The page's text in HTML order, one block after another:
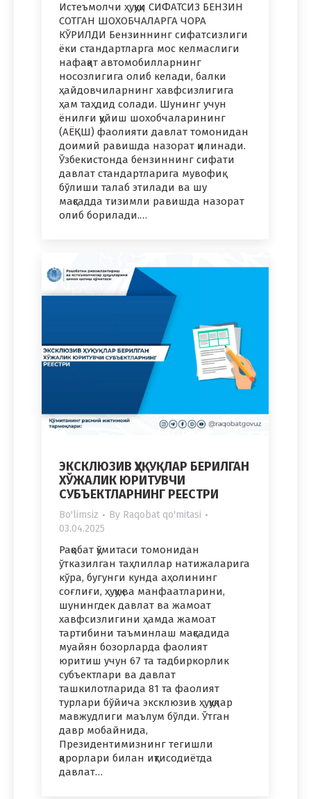
Истеъмолчи ҳуқуқи СИФАТСИЗ БЕНЗИН
СОТГАН ШОХОБЧАЛАРГА ЧОРА
КЎРИЛДИ Бензиннинг сифатсизлиги
ёки стандартларга мос келмаслиги
нафақат автомобилларнинг
носозлигига олиб келади, балки
ҳайдовчиларнинг хавфсизлигига
ҳам таҳдид солади. Шунинг учун
ёнилғи қуйиш шохобчаларининг
(АЁҚШ) фаолияти давлат томонидан
доимий равишда назорат қилинади.
Ўзбекистонда бензиннинг сифати
давлат стандартларига муво­фиқ
бўлиши талаб этилади ва шу
мақсадда тизимли равишда назо­рат
олиб борилади.…
ЭКСКЛЮЗИВ ҲУҚУҚЛАР БЕРИЛГАН
ХЎЖАЛИК ЮРИТУВЧИ
СУБЪЕКТЛАРНИНГ РЕЕСТРИ
Bo'limsiz By Raqobat qo'mitasi
03.04.2025
Рақобат қўмитаси томонидан
ўтказилган таҳлиллар натижаларига
кўра, бугунги кунда аҳолининг
соғлиғи, ҳуқуқ ва манфаатларини,
шунингдек давлат ва жамоат
хавфсизлигини ҳамда жамоат
тартибини таъминлаш мақсадида
муайян бозорларда фаолият
юритиш учун 67 та тадбиркорлик
субъектлари ва давлат
ташкилотларида 81 та фаолият
турлари бўйича эксклюзив ҳуқуқлар
мавжудлиги маълум бўлди. Ўтган
давр мобайнида,
Президентимизнинг тегишли
қарорлари билан иқтисодиётда
давлат…